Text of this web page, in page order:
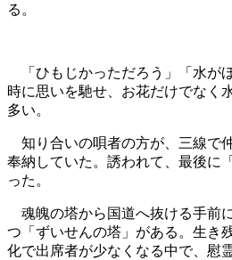
る。
「ひもじかっただろう」「水が
時に思いを馳せ、お花だけでなく
多い。
知り合いの唄者の方が、三線で
奉納していた。誘われて、最後に
った。
魂魄の塔から国道へ抜ける手前
つ「ずいせんの塔」がある。生き
化で出席者が少なくなる中で、慰